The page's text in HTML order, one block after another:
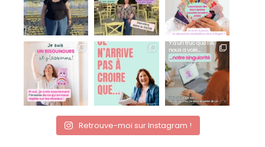
Retrouve-moi sur Instagram !